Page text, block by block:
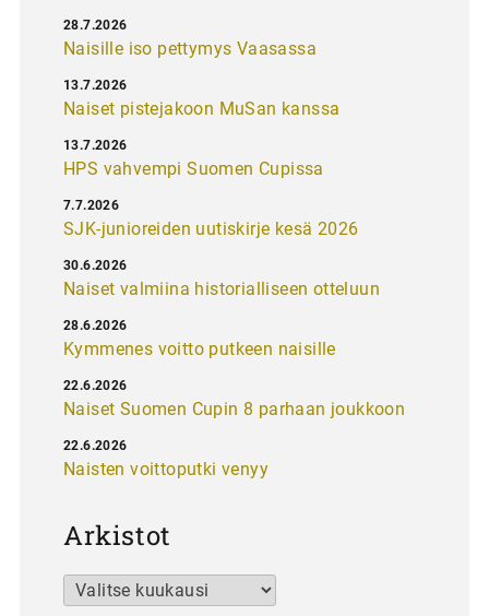
Naisille iso pettymys Vaasassa
28.7.2026
Naiset pistejakoon MuSan kanssa
13.7.2026
HPS vahvempi Suomen Cupissa
13.7.2026
SJK-junioreiden uutiskirje kesä 2026
7.7.2026
Naiset valmiina historialliseen otteluun
30.6.2026
Kymmenes voitto putkeen naisille
28.6.2026
Naiset Suomen Cupin 8 parhaan joukkoon
22.6.2026
Naisten voittoputki venyy
22.6.2026
Arkistot
Arkistot